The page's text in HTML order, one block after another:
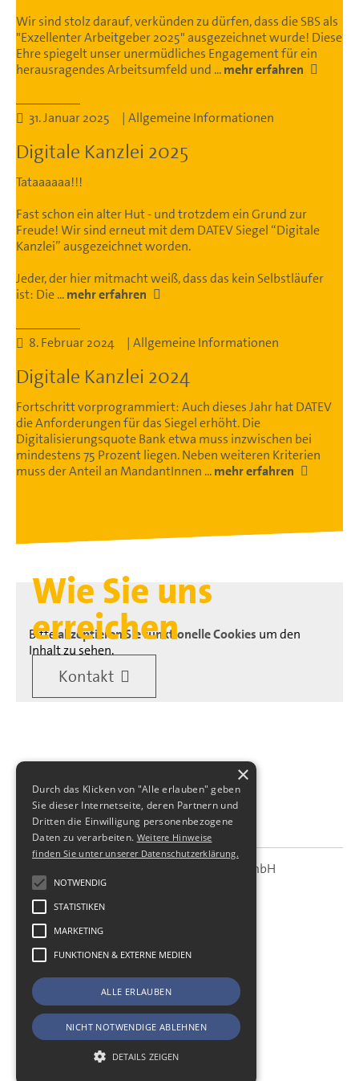
Wir sind stolz darauf, verkünden zu dürfen, dass die SBS als
"Exzellenter Arbeitgeber 2025" ausgezeichnet wurde! Diese
Ehre spiegelt unser unermüdliches Engagement für ein
herausragendes Arbeitsumfeld und ...mehr erfahren
31. Januar 2025 | Allgemeine Informationen
Digitale Kanzlei 2025
Tataaaaaa!!!
Fast schon ein alter Hut - und trotzdem ein Grund zur
Freude! Wir sind erneut mit dem DATEV Siegel “Digitale
Kanzlei” ausgezeichnet worden.
Jeder, der hier mitmacht weiß, dass das kein Selbstläufer
ist: Die ...mehr erfahren
8. Februar 2024 | Allgemeine Informationen
Digitale Kanzlei 2024
Fortschritt vorprogrammiert: Auch dieses Jahr hat DATEV
die Anforderungen für das Siegel erhöht. Die
Digitalisierungsquote Bank etwa muss inzwischen bei
mindestens 75 Prozent liegen. Neben weiteren Kriterien
muss der Anteil an MandantInnen ...mehr erfahren
Wie Sie uns
erreichen
Kontakt
Bitte akzeptieren Sie funktionelle Cookies um den
Inhalt zu sehen.
SBS
SBS Richter, Trenner & Kollegen GmbH
Steuerberatungsgesellschaft
Hohe Straße 55
01187Dresden
Telefax:+49 (0) 351 - 87 32 699
E-Mail:kanzlei@sbsdresden.de
ESt-Helfer
Start
Impressum
Datenschutz
×
Durch das Klicken von "Alle erlauben" geben
Sie dieser Internetseite, deren Partnern und
Dritten die Einwilligung personenbezogene
Daten zu verarbeiten. Weitere Hinweise
finden Sie unter unserer Datenschutzerklärung.
NOTWENDIG
STATISTIKEN
MARKETING
FUNKTIONEN & EXTERNE MEDIEN
ALLE ERLAUBEN
NICHT NOTWENDIGE ABLEHNEN
DETAILS ZEIGEN